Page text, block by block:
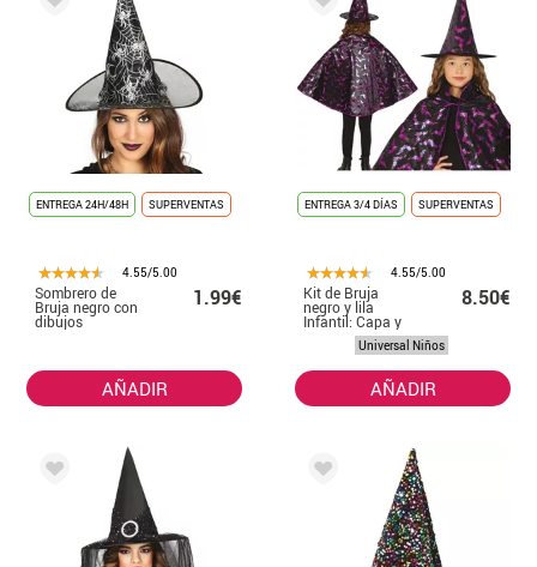
ENTREGA 24H/48H SUPERVENTAS
4.55/5.00
Sombrero de
Bruja negro con
dibujos
estampados
1.99€
AÑADIR
ENTREGA 3/4 DÍAS SUPERVENTAS
4.55/5.00
Kit de Bruja
negro y lila
Infantil: Capa y
Sombrero
8.50€
Universal Niños
AÑADIR